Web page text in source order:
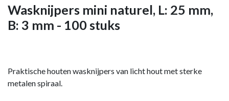
Wasknijpers mini naturel, L: 25 mm,
B: 3 mm - 100 stuks
Praktische houten wasknijpers van licht hout met sterke
metalen spiraal.